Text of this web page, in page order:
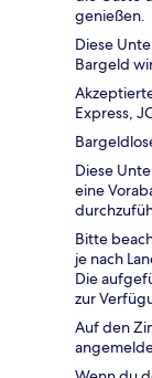
genießen.
Diese
Bargeld
Express,
Diese
eine
Bitte
je nach
Die
zur
Auf den